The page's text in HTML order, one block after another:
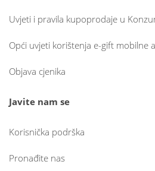
Uvjeti i pravila kupoprodaje u
Opći uvjeti korištenja e-gift mobilne
Objava cjenika
Javite nam se
Korisnička podrška
Pronađite nas